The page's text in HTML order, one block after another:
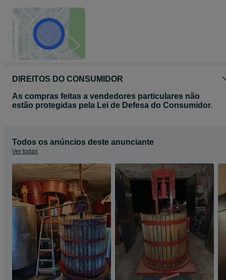
DIREITOS DO CONSUMIDOR
As compras feitas a vendedores particulares não
estão protegidas pela Lei de Defesa do Consumidor.
Todos os anúncios deste anunciante
Ver todas